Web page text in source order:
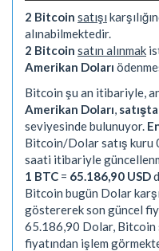
2 Bitcoin satışı
alınabilmektedir.
2 Bitcoin satın alınmak
Amerikan Doları
Bitcoin şu an itibariyle,
Amerikan Doları
seviyesinde bulunuyor.
Bitcoin/Dolar satış
saati itibariyle
1 BTC = 65.186,90 USD
Bitcoin bugün Dolar
göstererek son güncel
65.186,90 Dolar, Bitcoin
fiyatından işlem